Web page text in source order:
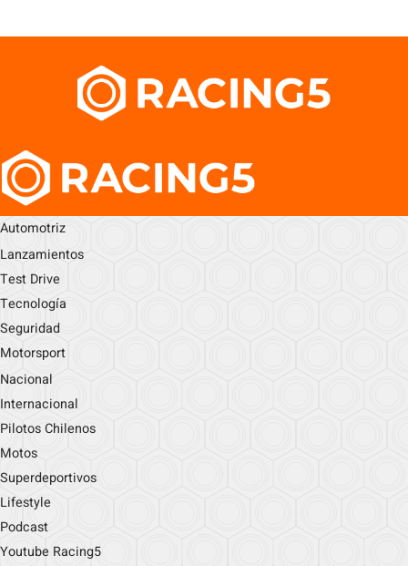
Automotriz
Lanzamientos
Test Drive
Tecnología
Seguridad
Motorsport
Nacional
Internacional
Pilotos Chilenos
Motos
Superdeportivos
Lifestyle
Podcast
Youtube Racing5